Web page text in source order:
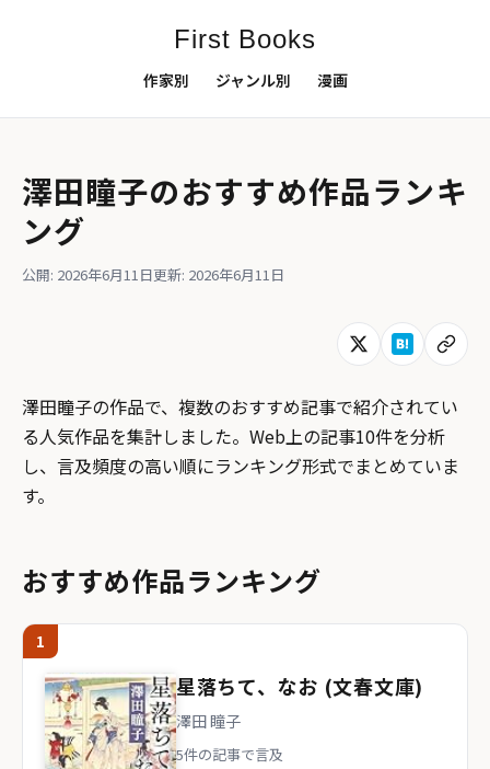
First Books
作家別 ジャンル別 漫画
澤田瞳子のおすすめ作品ランキ
ング
公開: 2026年6月11日更新: 2026年6月11日
澤田瞳子の作品で、複数のおすすめ記事で紹介されてい
る人気作品を集計しました。Web上の記事10件を分析
し、言及頻度の高い順にランキング形式でまとめていま
す。
おすすめ作品ランキング
1
星落ちて、なお (文春文庫)
澤田 瞳子
5件の記事で言及